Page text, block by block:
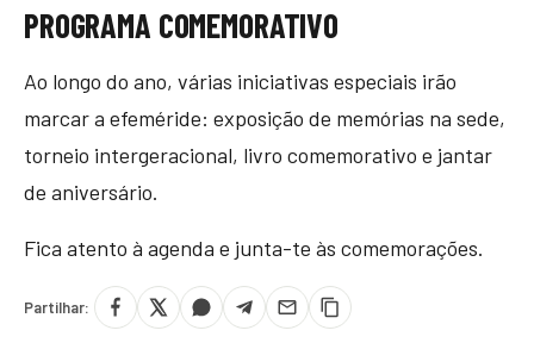
PROGRAMA COMEMORATIVO
Ao longo do ano, várias iniciativas especiais irão
marcar a efeméride: exposição de memórias na sede,
torneio intergeracional, livro comemorativo e jantar
de aniversário.
Fica atento à agenda e junta-te às comemorações.
Partilhar: